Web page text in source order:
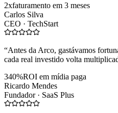
2xfaturamento em 3 meses
Carlos Silva
CEO · TechStart
“Antes da Arco, gastávamos
cada real investido volta
340%ROI em mídia paga
Ricardo Mendes
Fundador · SaaS Plus